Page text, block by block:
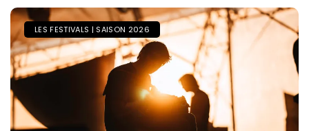
LES FESTIVALS | SAISON 2026